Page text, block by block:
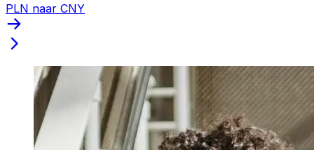
PLN naar CNY